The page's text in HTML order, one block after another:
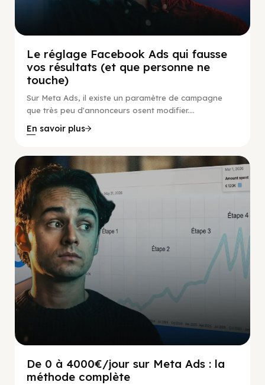
Le réglage Facebook Ads qui fausse
vos résultats (et que personne ne
touche)
Sur Meta Ads, il existe un paramètre de campagne
que très peu d'annonceurs osent modifier....
En savoir plus
De 0 à 4000€/jour sur Meta Ads : la
méthode complète